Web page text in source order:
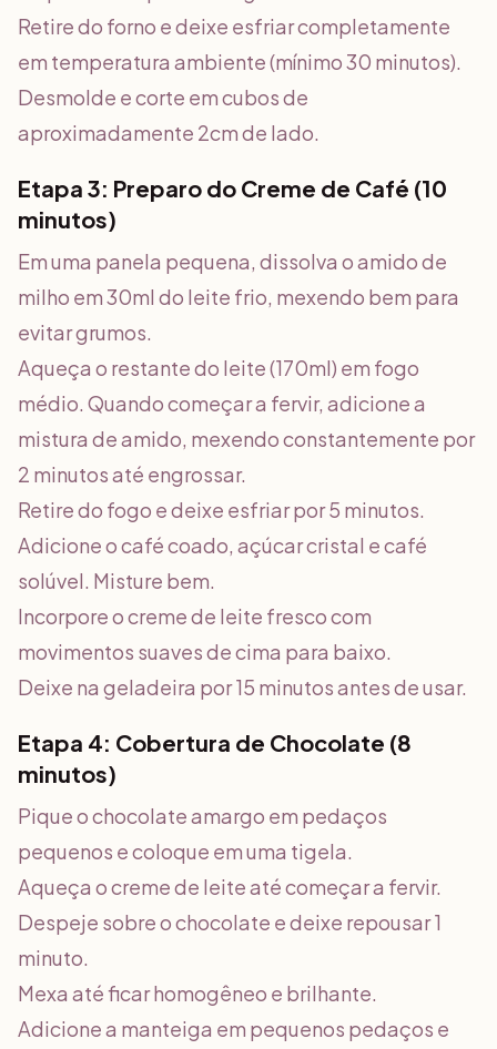
Retire do forno e deixe esfriar completamente
em temperatura ambiente (mínimo 30 minutos).
Desmolde e corte em cubos de
aproximadamente 2cm de lado.
Etapa 3: Preparo do Creme de Café (10
minutos)
Em uma panela pequena, dissolva o amido de
milho em 30ml do leite frio, mexendo bem para
evitar grumos.
Aqueça o restante do leite (170ml) em fogo
médio. Quando começar a fervir, adicione a
mistura de amido, mexendo constantemente por
2 minutos até engrossar.
Retire do fogo e deixe esfriar por 5 minutos.
Adicione o café coado, açúcar cristal e café
solúvel. Misture bem.
Incorpore o creme de leite fresco com
movimentos suaves de cima para baixo.
Deixe na geladeira por 15 minutos antes de usar.
Etapa 4: Cobertura de Chocolate (8
minutos)
Pique o chocolate amargo em pedaços
pequenos e coloque em uma tigela.
Aqueça o creme de leite até começar a fervir.
Despeje sobre o chocolate e deixe repousar 1
minuto.
Mexa até ficar homogêneo e brilhante.
Adicione a manteiga em pequenos pedaços e